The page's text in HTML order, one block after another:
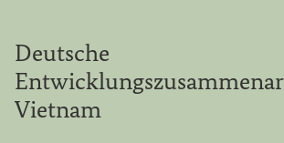
Deutsche
Vietnam